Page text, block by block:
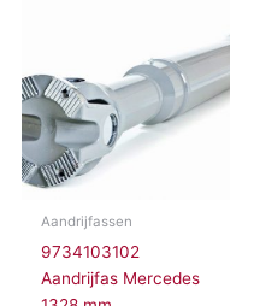
Aandrijfassen
9734103102
Aandrijfas Mercedes